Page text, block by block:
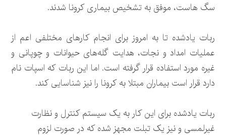
سگ هاست، موفق به تشخیص بیماری کرونا شدند.
ربات یادشده تا به امروز برای انجام کارهای مختلفی اعم از
عملیات امداد و نجات، هدایت گله‌های حیوانات و چوپانی و
غیره مورد استفاده قرار گرفته است. اما این ربات که اسپات نام
دارد قرار است بیماران مبتلا به کرونا را نیز شناسایی کند.
ربات یادشده برای این کار به یک سیستم کنترل و نظارت
غیرلمسی و نیز یک تبلت مجهز شده که در صورت لزوم